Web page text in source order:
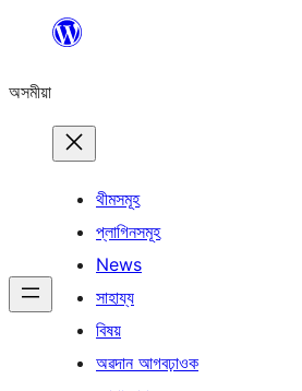
বিষয়বস্তুলৈ
অসমীয়া
থীমসমূহ
প্লাগিনসমূহ
News
সাহায্য
বিষয়
অৱদান আগবঢ়াওক